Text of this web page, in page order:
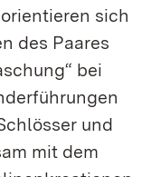
sich
des Paares
bei
und
mit dem